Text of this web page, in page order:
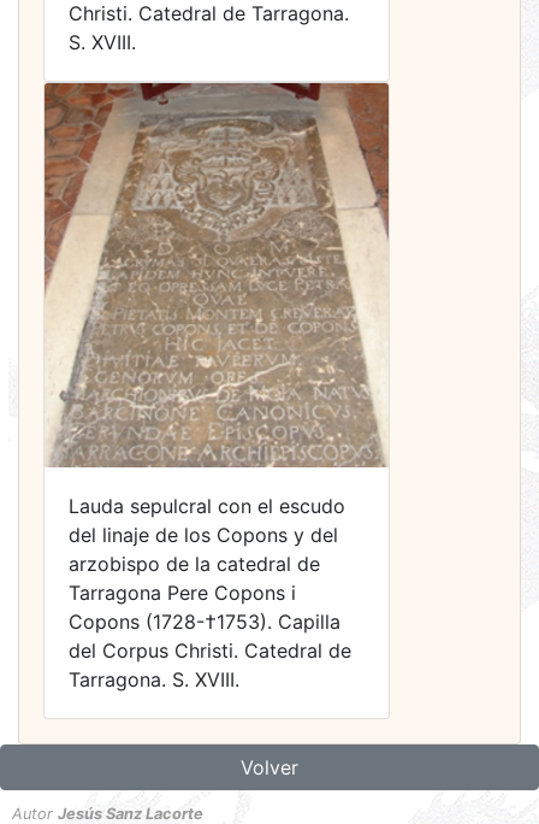
Christi. Catedral de Tarragona.
S. XVIII.
Lauda sepulcral con el escudo
del linaje de los Copons y del
arzobispo de la catedral de
Tarragona Pere Copons i
Copons (1728-†1753). Capilla
del Corpus Christi. Catedral de
Tarragona. S. XVIII.
Volver
Autor Jesús Sanz Lacorte